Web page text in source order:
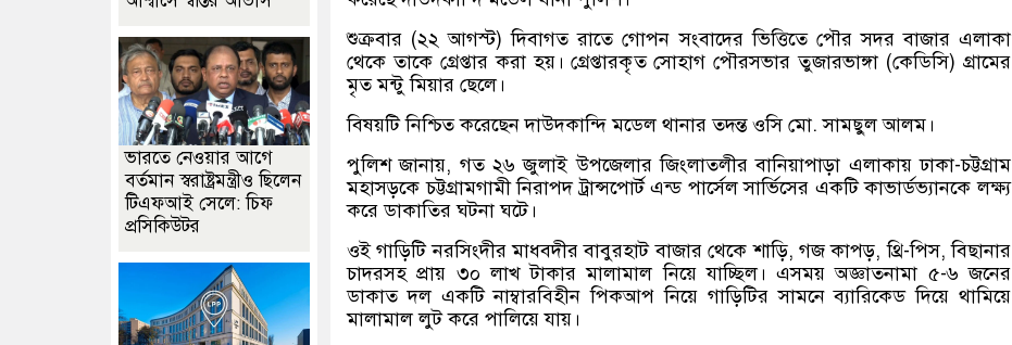
শুক্রবার (২২ আগস্ট) দিবাগত রাতে গোপন সংবাদের ভিত্তিতে পৌর সদর বাজার এলাকা
থেকে তাকে গ্রেপ্তার করা হয়। গ্রেপ্তারকৃত সোহাগ পৌরসভার তুজারভাঙ্গা (কেডিসি) গ্রামের
মৃত মন্টু মিয়ার ছেলে।
বিষয়টি নিশ্চিত করেছেন দাউদকান্দি মডেল থানার তদন্ত ওসি মো. সামছুল আলম।
পুলিশ জানায়, গত ২৬ জুলাই উপজেলার জিংলাতলীর বানিয়াপাড়া এলাকায় ঢাকা-চট্টগ্রাম
মহাসড়কে চট্টগ্রামগামী নিরাপদ ট্রান্সপোর্ট এন্ড পার্সেল সার্ভিসের একটি কাভার্ডভ্যানকে লক্ষ্য
করে ডাকাতির ঘটনা ঘটে।
ওই গাড়িটি নরসিংদীর মাধবদীর বাবুরহাট বাজার থেকে শাড়ি, গজ কাপড়, থ্রি-পিস, বিছানার
চাদরসহ প্রায় ৩০ লাখ টাকার মালামাল নিয়ে যাচ্ছিল। এসময় অজ্ঞাতনামা ৫-৬ জনের
ডাকাত দল একটি নাম্বারবিহীন পিকআপ নিয়ে গাড়িটির সামনে ব্যারিকেড দিয়ে থামিয়ে
মালামাল লুট করে পালিয়ে যায়।
ভারতে নেওয়ার আগে
বর্তমান স্বরাষ্ট্রমন্ত্রীও ছিলেন
টিএফআই সেলে: চিফ
প্রসিকিউটর